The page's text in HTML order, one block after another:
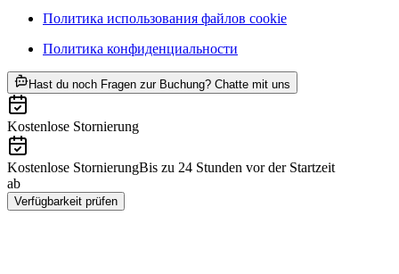
Политика использования файлов cookie
Политика конфиденциальности
Hast du noch Fragen zur Buchung? Chatte mit uns
Kostenlose Stornierung
Kostenlose StornierungBis zu 24 Stunden vor der Startzeit
ab
Verfügbarkeit prüfen